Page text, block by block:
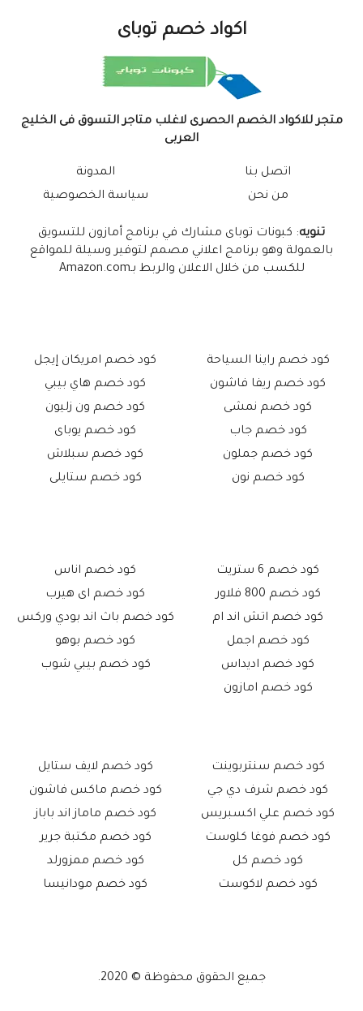
اكواد خصم توباى
متجر للاكواد الخصم الحصرى لاغلب متاجر التسوق فى الخليج
العربى
اتصل بنا
من نحن
المدونة
سياسة الخصوصية
تنويه: كبونات توباى مشارك في برنامج أمازون للتسويق
بالعمولة وهو برنامج اعلاني مصمم لتوفير وسيلة للمواقع
للكسب من خلال الاعلان والربط بـAmazon.com
كود خصم راينا السياحة
كود خصم ريفا فاشون
كود خصم نمشى
كود خصم جاب
كود خصم جملون
كود خصم نون
كود خصم امريكان إيجل
كود خصم هاي بيبي
كود خصم ون زليون
كود خصم يوباى
كود خصم سبلاش
كود خصم ستايلى
كود خصم 6 ستريت
كود خصم 800 فلاور
كود خصم اتش اند ام
كود خصم اجمل
كود خصم اديداس
كود خصم امازون
كود خصم اناس
كود خصم اى هيرب
كود خصم باث اند بودي وركس
كود خصم بوهو
كود خصم بيبي شوب
كود خصم سنتربوينت
كود خصم شرف دي جي
كود خصم علي اكسبريس
كود خصم فوغا كلوست
كود خصم كل
كود خصم لاكوست
كود خصم لايف ستايل
كود خصم ماكس فاشون
كود خصم ماماز اند باباز
كود خصم مكتبة جرير
كود خصم ممزورلد
كود خصم مودانيسا
جميع الحقوق محفوظة © 2020.